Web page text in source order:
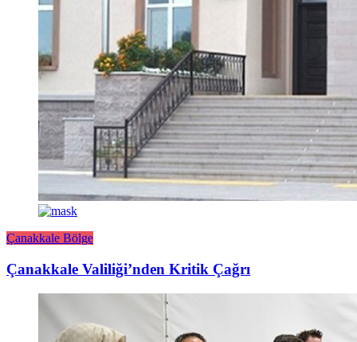
Çanakkale Bölge
Çanakkale Valiliği’nden Kritik Çağrı